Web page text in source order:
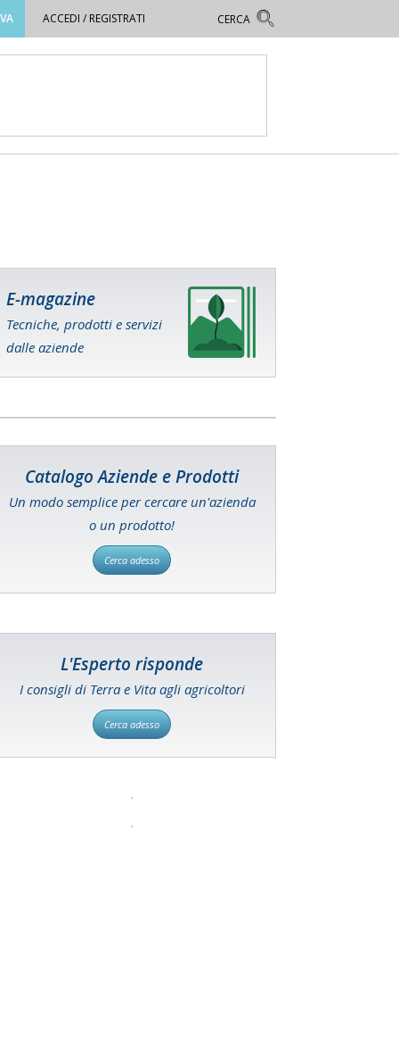
ACCEDI / REGISTRATI
E-magazine
Tecniche, prodotti e servizi
dalle aziende
Catalogo Aziende e Prodotti
Un modo semplice per cercare un'azienda
o un prodotto!
Cerca adesso
L'Esperto risponde
I consigli di Terra e Vita agli agricoltori
Cerca adesso